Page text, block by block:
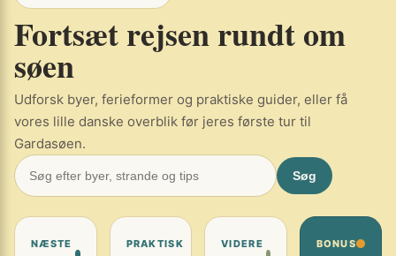
Fortsæt rejsen rundt om
søen
Udforsk byer, ferieformer og praktiske guider, eller få
vores lille danske overblik før jeres første tur til
Gardasøen.
Søg
NÆSTE
PRAKTISK
VIDERE
BONUS